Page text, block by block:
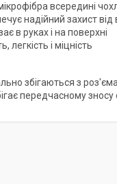
всередині
надійний захист від
в руках і на поверхні
легкість і міцність
збігаються з
передчасному